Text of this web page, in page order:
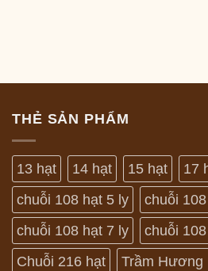
THẺ SẢN PHẨM
13 hạt 14 hạt 15 hạt 17
chuỗi 108 hạt 5 ly
chuỗi
chuỗi 108 hạt 7 ly
chuỗi
Chuỗi 216 hạt
Trầm Hương